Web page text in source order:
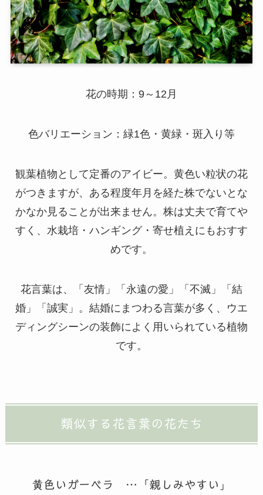
花の時期：9～12月
色バリエーション：緑1色・黄緑・斑入り等
観葉植物として定番のアイビー。黄色い粒状の花
がつきますが、ある程度年月を経た株でないとな
かなか見ることが出来ません。株は丈夫で育てや
すく、水栽培・ハンギング・寄せ植えにもおすす
めです。
花言葉は、「友情」「永遠の愛」「不滅」「結
婚」「誠実」。結婚にまつわる言葉が多く、ウエ
ディングシーンの装飾によく用いられている植物
です。
類似する花言葉の花たち
黄色いガーベラ …「親しみやすい」